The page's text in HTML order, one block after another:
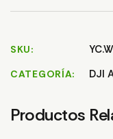
SKU
CATEGORÍA DJI
Productos